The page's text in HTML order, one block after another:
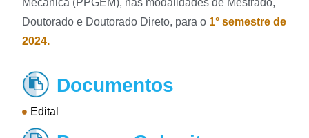
Mecânica (PPGEM), nas modalidades de Mestrado,
Doutorado e Doutorado Direto, para o 1° semestre de
2024.
 Documentos
Edital